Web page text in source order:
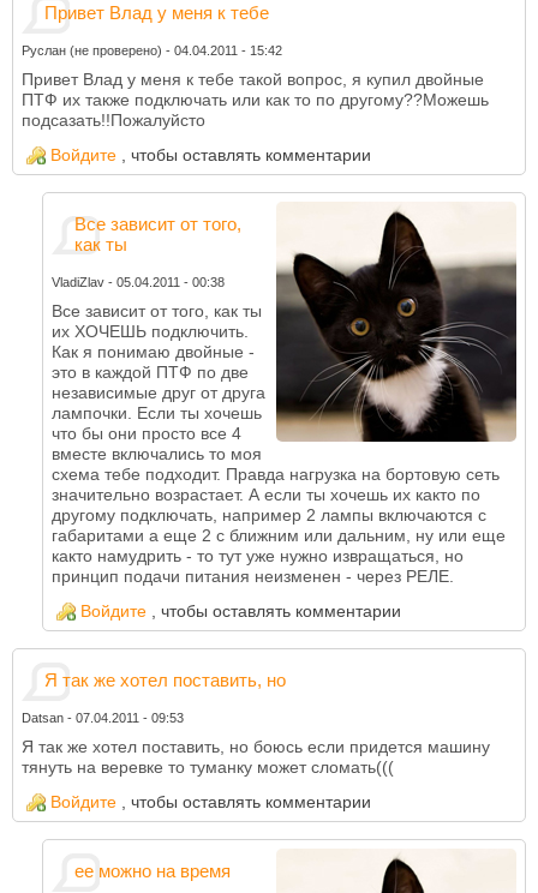
Привет Влад у меня к тебе
Руслан (не проверено) - 04.04.2011 - 15:42
Привет Влад у меня к тебе такой вопрос, я купил двойные
ПТФ их также подключать или как то по другому??Можешь
подсазать!!Пожалуйсто
Войдите , чтобы оставлять комментарии
Все зависит от того,
как ты
VladiZlav- 05.04.2011 - 00:38
Все зависит от того, как ты
их ХОЧЕШЬ подключить.
Как я понимаю двойные -
это в каждой ПТФ по две
независимые друг от друга
лампочки. Если ты хочешь
что бы они просто все 4
вместе включались то моя
схема тебе подходит. Правда нагрузка на бортовую сеть
значительно возрастает. А если ты хочешь их както по
другому подключать, например 2 лампы включаются с
габаритами а еще 2 с ближним или дальним, ну или еще
както намудрить - то тут уже нужно извращаться, но
принцип подачи питания неизменен - через РЕЛЕ.
Войдите , чтобы оставлять комментарии
Я так же хотел поставить, но
Datsan- 07.04.2011 - 09:53
Я так же хотел поставить, но боюсь если придется машину
тянуть на веревке то туманку может сломать(((
Войдите , чтобы оставлять комментарии
ее можно на время